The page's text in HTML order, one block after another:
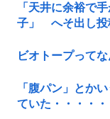
「天井に余裕で
子」 へそ出し投
ビオトープって
「腹パン」とか
ていた・・・・・